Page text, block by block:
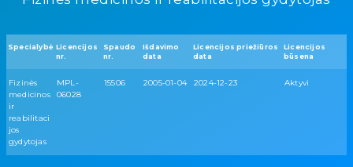
Specialybė Licencijos
nr.
Spaudo
nr.
Išdavimo
data
Licencijos priežiūros
data
Licencijos
būsena
Fizinės
medicinos
ir
reabilitaci
jos
gydytojas
MPL-
06028
15506 2005-01-04 2024-12-23 Aktyvi